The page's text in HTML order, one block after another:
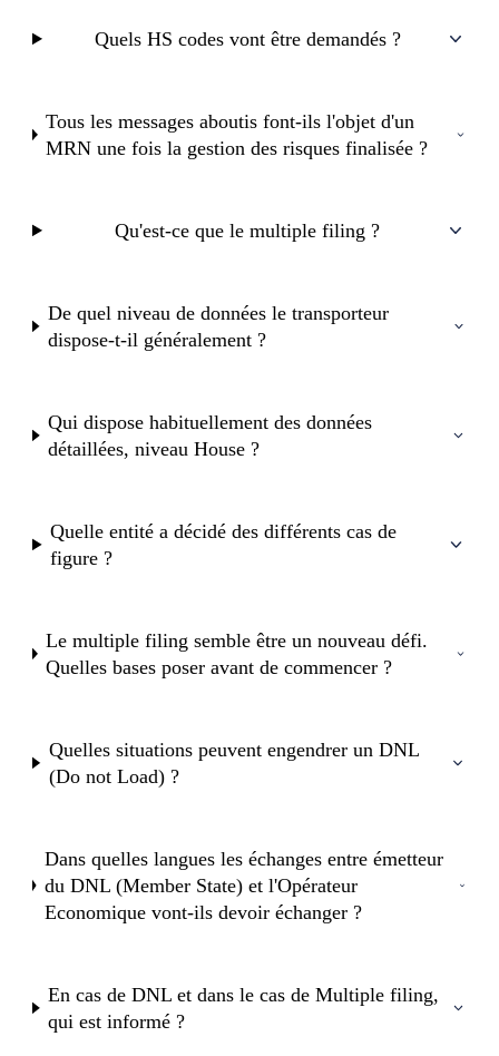
Quels HS codes vont être demandés ?
Tous les messages aboutis font-ils l'objet d'un
MRN une fois la gestion des risques finalisée ?
Qu'est-ce que le multiple filing ?
De quel niveau de données le transporteur
dispose-t-il généralement ?
Qui dispose habituellement des données
détaillées, niveau House ?
Quelle entité a décidé des différents cas de
figure ?
Le multiple filing semble être un nouveau défi.
Quelles bases poser avant de commencer ?
Quelles situations peuvent engendrer un DNL
(Do not Load) ?
Dans quelles langues les échanges entre émetteur
du DNL (Member State) et l'Opérateur
Economique vont-ils devoir échanger ?
En cas de DNL et dans le cas de Multiple filing,
qui est informé ?